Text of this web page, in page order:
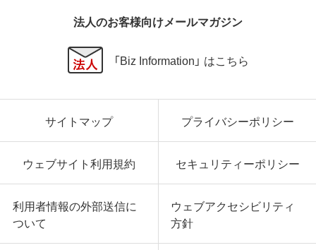
法人のお客様向けメールマガジン
「Biz Information」 はこちら
サイトマップ プライバシーポリシー
ウェブサイト利用規約 セキュリティーポリシー
利用者情報の外部送信に
ついて
ウェブアクセシビリティ
方針